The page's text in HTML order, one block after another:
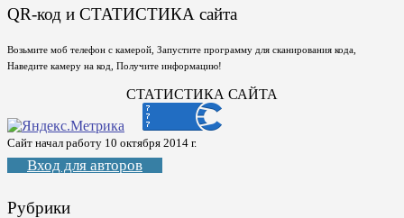
QR-код и СТАТИСТИКА сайта
Возьмите моб телефон с камерой, Запустите программу для сканирования кода,
Наведите камеру на код, Получите информацию!
СТАТИСТИКА САЙТА
Сайт начал работу 10 октября 2014 г.
Вход для авторов
Рубрики